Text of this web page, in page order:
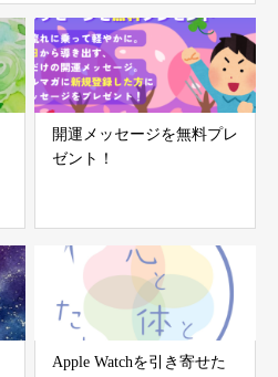
開運メッセージを無料プレ
ゼント！
Apple Watchを引き寄せた